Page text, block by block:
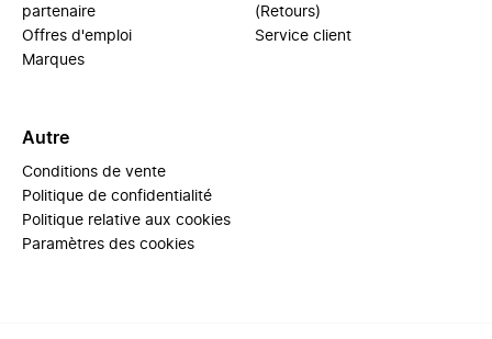
partenaire
Offres d'emploi
Marques
(Retours)
Service client
Autre
Conditions de vente
Politique de confidentialité
Politique relative aux cookies
Paramètres des cookies